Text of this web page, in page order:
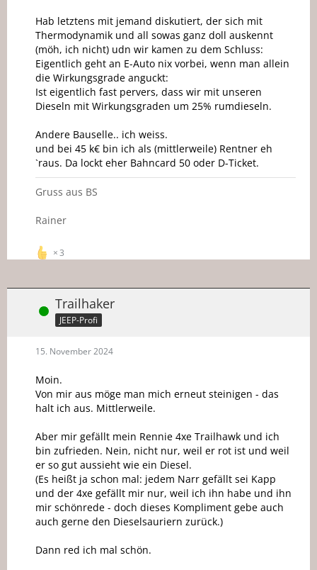
Hab letztens mit jemand diskutiert, der sich mit
Thermodynamik und all sowas ganz doll auskennt
(möh, ich nicht) udn wir kamen zu dem Schluss:
Eigentlich geht an E-Auto nix vorbei, wenn man allein
die Wirkungsgrade anguckt:
Ist eigentlich fast pervers, dass wir mit unseren
Dieseln mit Wirkungsgraden um 25% rumdieseln.
Andere Bauselle.. ich weiss.
und bei 45 k€ bin ich als (mittlerweile) Rentner eh
`raus. Da lockt eher Bahncard 50 oder D-Ticket.
Gruss aus BS
Rainer
3
Online Trailhaker
JEEP-Profi
15. November 2024
Moin.
Von mir aus möge man mich erneut steinigen - das
halt ich aus. Mittlerweile.
Aber mir gefällt mein Rennie 4xe Trailhawk und ich
bin zufrieden. Nein, nicht nur, weil er rot ist und weil
er so gut aussieht wie ein Diesel.
(Es heißt ja schon mal: jedem Narr gefällt sei Kapp
und der 4xe gefällt mir nur, weil ich ihn habe und ihn
mir schönrede - doch dieses Kompliment gebe auch
auch gerne den Dieselsauriern zurück.)
Dann red ich mal schön.